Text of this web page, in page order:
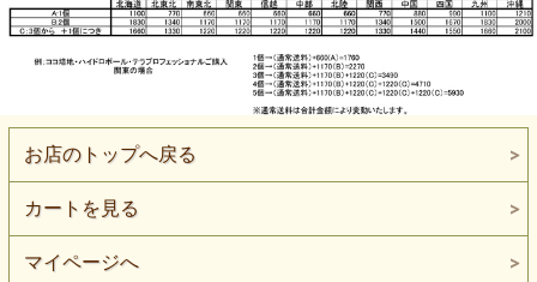
お店のトップへ戻る
カートを見る
マイページへ